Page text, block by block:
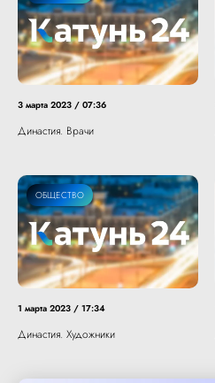
3 марта 2023 / 07:36
Династия. Врачи
ОБЩЕСТВО
1 марта 2023 / 17:34
Династия. Художники